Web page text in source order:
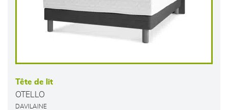
Tête de lit
OTELLO
DAVILAINE